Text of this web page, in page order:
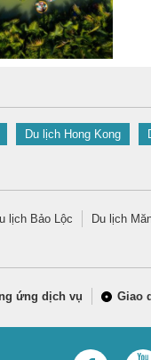
Du lịch Hong Kong
lịch Bảo Lộc Du lịch
ứng dịch vụ Giao